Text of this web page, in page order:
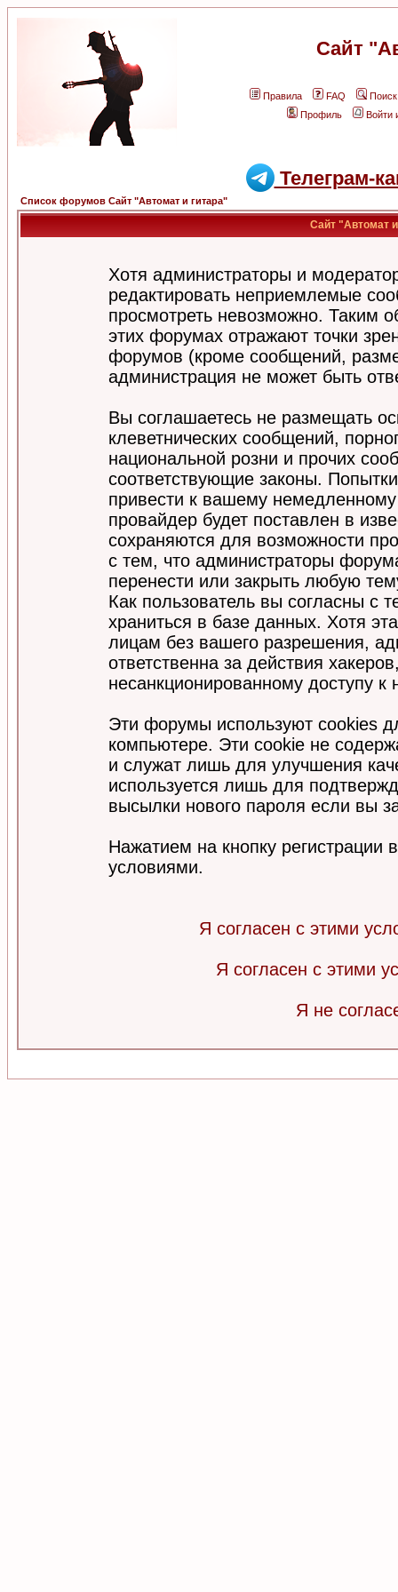
Сайт
Правила FAQ
Поиск
Профиль
Войти
Телеграм-
Список форумов Сайт "Автомат и гитара"
Сайт "Автомат и
Хотя администраторы и
редактировать неприемлемые
просмотреть невозможно. Таким
этих форумах отражают точки
форумов (кроме сообщений,
администрация не может быть
Вы соглашаетесь не размещать
клеветнических сообщений,
национальной розни и прочих
соответствующие законы.
привести к вашему
провайдер будет поставлен в
сохраняются для возможности
с тем, что администраторы
перенести или закрыть любую
Как пользователь вы согласны с
храниться в базе данных. Хотя
лицам без вашего разрешения,
ответственна за действия
несанкционированному доступу к
Эти форумы используют cookies
компьютере. Эти cookie не
и служат лишь для улучшения
используется лишь для
высылки нового пароля если вы
Нажатием на кнопку регистрации
условиями.
Я согласен с этими
Я согласен с этими
Я не